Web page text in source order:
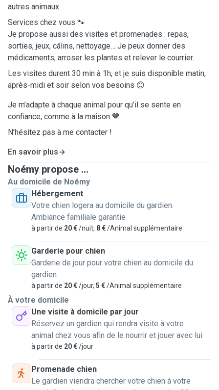
autres animaux.
Services chez vous 🐾
Je propose aussi des visites et promenades : repas,
sorties, jeux, câlins, nettoyage… Je peux donner des
médicaments, arroser les plantes et relever le courrier.
Les visites durent 30 min à 1h, et je suis disponible matin,
après-midi et soir selon vos besoins 😊
Je m’adapte à chaque animal pour qu’il se sente en
confiance, comme à la maison 🤎
N’hésitez pas à me contacter !
En savoir plus
Noémy propose ...
Au domicile de Noémy
Hébergement
Votre chien logera au domicile du gardien.
Ambiance familiale garantie
à partir de 20 €/nuit, 8 €/Animal supplémentaire
Garderie pour chien
Garderie de jour pour votre chien au domicile du
gardien
à partir de 20 €/jour, 5 €/Animal supplémentaire
À votre domicile
Une visite à domicile par jour
Réservez un gardien qui rendra visite à votre
animal chez vous afin de le nourrir et jouer avec lui
à partir de 20 €/jour
Promenade chien
Le gardien viendra chercher votre chien à votre